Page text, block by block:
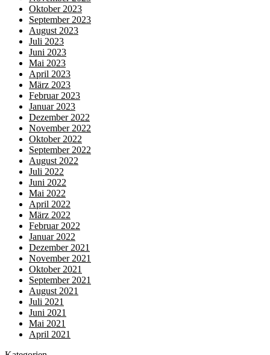
Oktober 2023
September 2023
August 2023
Juli 2023
Juni 2023
Mai 2023
April 2023
März 2023
Februar 2023
Januar 2023
Dezember 2022
November 2022
Oktober 2022
September 2022
August 2022
Juli 2022
Juni 2022
Mai 2022
April 2022
März 2022
Februar 2022
Januar 2022
Dezember 2021
November 2021
Oktober 2021
September 2021
August 2021
Juli 2021
Juni 2021
Mai 2021
April 2021